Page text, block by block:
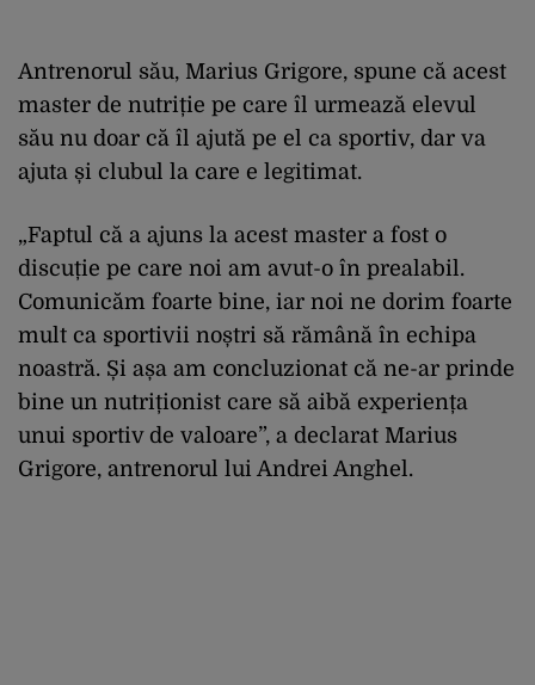
Antrenorul său, Marius Grigore, spune că acest
master de nutriție pe care îl urmează elevul
său nu doar că îl ajută pe el ca sportiv, dar va
ajuta și clubul la care e legitimat.
„Faptul că a ajuns la acest master a fost o
discuție pe care noi am avut-o în prealabil.
Comunicăm foarte bine, iar noi ne dorim foarte
mult ca sportivii noștri să rămână în echipa
noastră. Și așa am concluzionat că ne-ar prinde
bine un nutriționist care să aibă experiența
unui sportiv de valoare”, a declarat Marius
Grigore, antrenorul lui Andrei Anghel.